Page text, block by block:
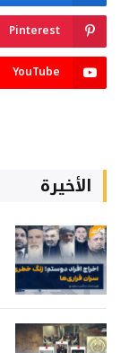
Pinterest
YouTube
الأخيرة